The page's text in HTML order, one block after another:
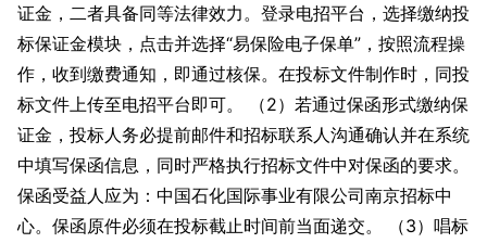
证金，二者具备同等法律效力。登录电招平台，选择缴纳投
标保证金模块，点击并选择“易保险电子保单”，按照流程操
作，收到缴费通知，即通过核保。在投标文件制作时，同投
标文件上传至电招平台即可。 （2）若通过保函形式缴纳保
证金，投标人务必提前邮件和招标联系人沟通确认并在系统
中填写保函信息，同时严格执行招标文件中对保函的要求。
保函受益人应为：中国石化国际事业有限公司南京招标中
心。保函原件必须在投标截止时间前当面递交。 （3）唱标